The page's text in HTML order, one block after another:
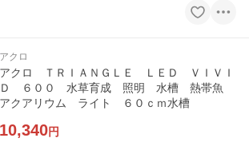
アクロ
アクロ ＴＲＩＡＮＧＬＥ ＬＥＤ ＶＩＶＩ
Ｄ ６００ 水草育成 照明 水槽 熱帯魚
アクアリウム ライト ６０ｃｍ水槽
10,340円